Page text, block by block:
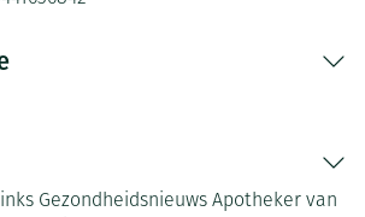
Gezondheidsnieuws Apotheker van